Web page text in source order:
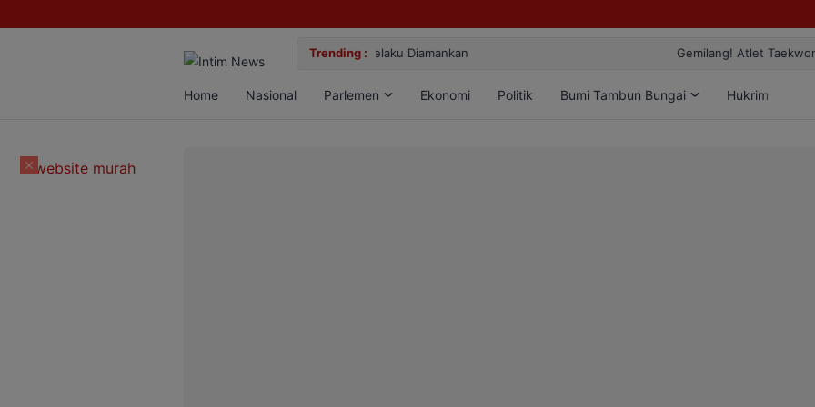
Trending : Gemilang! Atlet Taekwondo Kobar Panen 89 Medali di Ajang Bergengsi
Home Nasional Parlemen Ekonomi Politik Bumi Tambun Bungai Hukrim